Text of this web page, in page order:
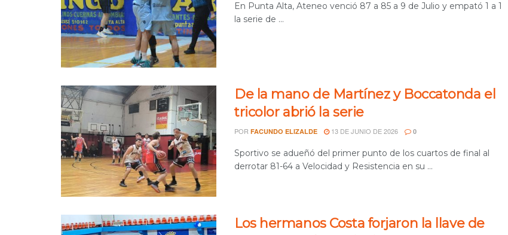
En Punta Alta, Ateneo venció 87 a 85 a 9 de Julio y empató 1 a 1
la serie de ...
De la mano de Martínez y Boccatonda el
tricolor abrió la serie
POR FACUNDO ELIZALDE 13 DE JUNIO DE 2026 0
Sportivo se adueñó del primer punto de los cuartos de final al
derrotar 81-64 a Velocidad y Resistencia en su ...
Los hermanos Costa forjaron la llave de